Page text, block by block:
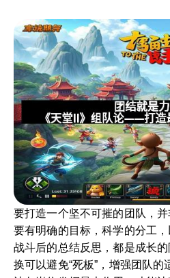
要打造一个坚不可摧的团队，
要有明确的目标，科学的分工
战斗后的总结反思，都是成长
换可以避免“死板”，增强团队的